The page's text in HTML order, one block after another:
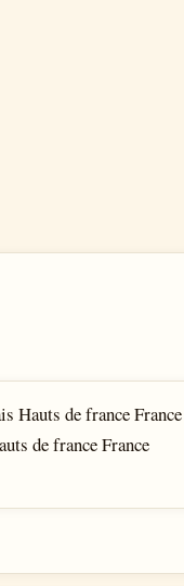
Hauts de france France
de france France